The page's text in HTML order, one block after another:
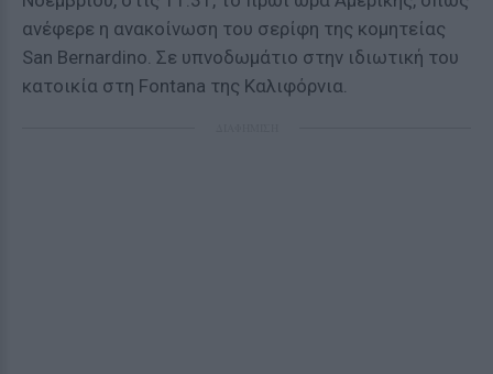
ανέφερε η ανακοίνωση του σερίφη της κομητείας
San Bernardino. Σε υπνοδωμάτιο στην ιδιωτική του
κατοικία στη Fontana της Καλιφόρνια.